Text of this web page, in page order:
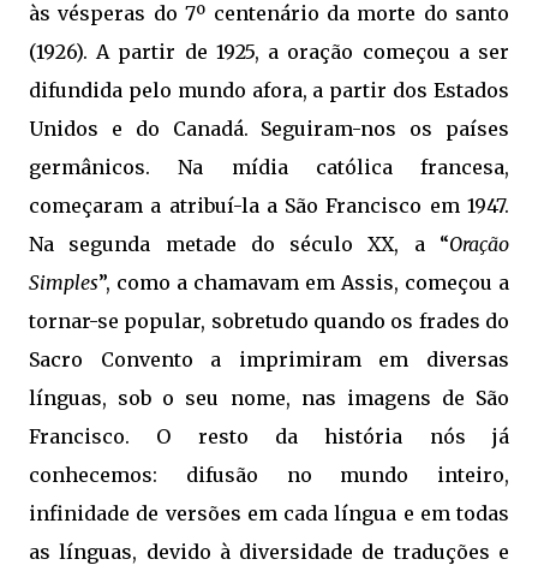
às vésperas do 7º centenário da morte do santo
(1926). A partir de 1925, a oração começou a ser
difundida pelo mundo afora, a partir dos Estados
Unidos e do Canadá. Seguiram-nos os países
germânicos. Na mídia católica francesa,
começaram a atribuí-la a São Francisco em 1947.
Na segunda metade do século XX, a “Oração
Simples”, como a chamavam em Assis, começou a
tornar-se popular, sobretudo quando os frades do
Sacro Convento a imprimiram em diversas
línguas, sob o seu nome, nas imagens de São
Francisco. O resto da história nós já
conhecemos: difusão no mundo inteiro,
infinidade de versões em cada língua e em todas
as línguas, devido à diversidade de traduções e